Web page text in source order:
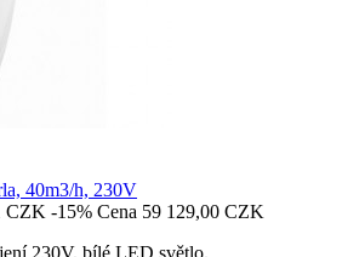
40m3/h, 230V
CZK -15% Cena 59 129,00 CZK
230V, bílé LED světlo.